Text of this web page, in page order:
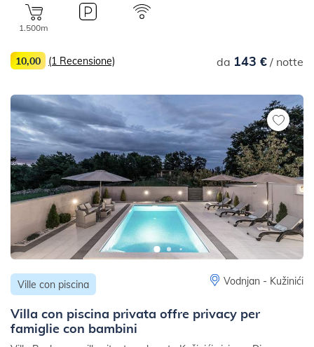
1.500m
da 143 €/ notte
10,00 (1 Recensione)
Ville con piscina Vodnjan - Kužinići
Villa con piscina privata offre privacy per
famiglie con bambini